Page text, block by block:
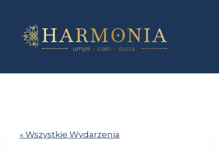
« Wszystkie Wydarzenia